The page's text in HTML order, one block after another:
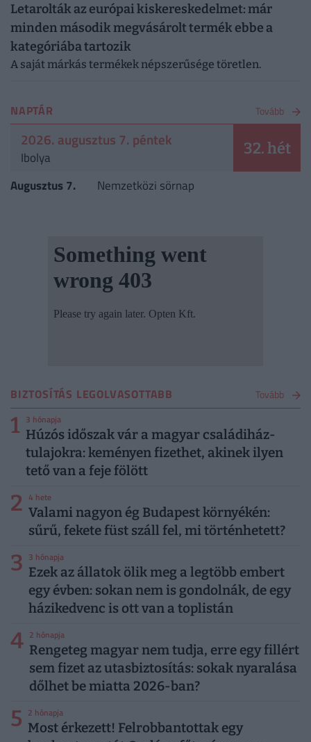
Letarolták az európai kiskereskedelmet: már
minden második megvásárolt termék ebbe a
kategóriába tartozik
A saját márkás termékek népszerűsége töretlen.
NAPTÁR Tovább
2026. augusztus 7. péntek
Ibolya 32. hét
Augusztus 7. Nemzetközi sörnap
BIZTOSÍTÁS LEGOLVASOTTABB Tovább
1 3 hónapja
Húzós időszak vár a magyar családiház-
tulajokra: keményen fizethet, akinek ilyen
tető van a feje fölött
2 4 hete
Valami nagyon ég Budapest környékén:
sűrű, fekete füst száll fel, mi történhetett?
3 3 hónapja
Ezek az állatok ölik meg a legtöbb embert
egy évben: sokan nem is gondolnák, de egy
házikedvenc is ott van a toplistán
4 2 hónapja
Rengeteg magyar nem tudja, erre egy fillért
sem fizet az utasbiztosítás: sokak nyaralása
dőlhet be miatta 2026-ban?
5 2 hónapja
Most érkezett! Felrobbantottak egy